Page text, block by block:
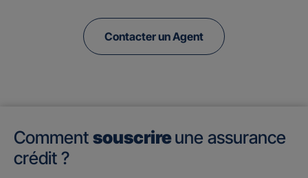
Contacter un Agent
Comment souscrireune assurance
crédit ?